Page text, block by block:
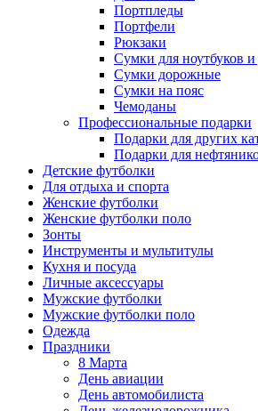
Портпледы
Портфели
Рюкзаки
Сумки для ноутбуков
Сумки дорожные
Сумки на пояс
Чемоданы
Профессиональные подарки
Подарки для других
Подарки для
Детские футболки
Для отдыха и спорта
Женские футболки
Женские футболки поло
Зонты
Инструменты и мультитулы
Кухня и посуда
Личные аксессуары
Мужские футболки
Мужские футболки поло
Одежда
Праздники
8 Марта
День авиации
День автомобилиста